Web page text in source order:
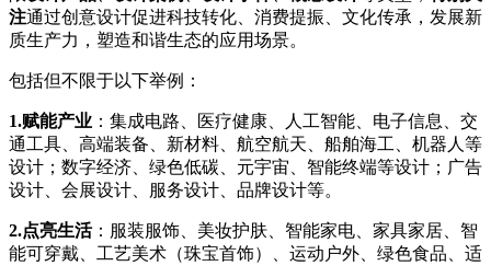
注通过创意设计促进科技转化、消费提振、文化传承，发展新
质生产力，塑造和谐生态的应用场景。
包括但不限于以下举例：
1.赋能产业 ：集成电路、医疗健康、人工智能、电子信息、交
通工具、高端装备、新材料、航空航天、船舶海工、机器人等
设计；数字经济、绿色低碳、元宇宙、智能终端等设计；广告
设计、会展设计、服务设计、品牌设计等。
2.点亮生活：服装服饰、美妆护肤、智能家电、家具家居、智
能可穿戴、工艺美术（珠宝首饰）、运动户外、绿色食品、适